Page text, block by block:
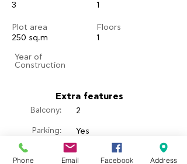
3
Plot area
250 sq.m
1
Floors
1
​Year of
Construction
Extra features
Balcony: 2
Parking: Yes
Courtyard: 250 sq.m
Phone Email Facebook Address